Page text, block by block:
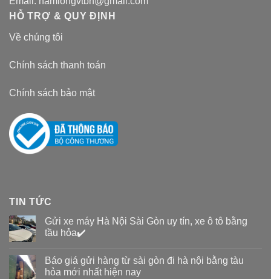
HỖ TRỢ & QUY ĐỊNH
Về chúng tôi
Chính sách thanh toán
Chính sách bảo mật
TIN TỨC
Gửi xe máy Hà Nội Sài Gòn uy tín, xe ô tô bằng
tầu hỏa✔️
Báo giá gửi hàng từ sài gòn đi hà nội bằng tàu
hỏa mới nhất hiện nay